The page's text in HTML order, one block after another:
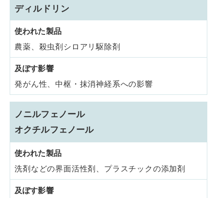
ディルドリン
農薬、殺虫剤シロアリ駆除剤
発がん性、中枢・抹消神経系への影響
ノニルフェノール
オクチルフェノール
洗剤などの界面活性剤、プラスチックの添加剤